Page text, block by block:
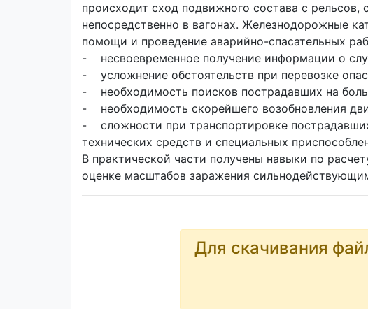
происходит сход подвижного состава с
непосредственно в вагонах. Железнодорожные
помощи и проведение аварийно-спасательных
- несвоевременное получение информации о
- усложнение обстоятельств при перевозке
- необходимость поисков пострадавших на
- необходимость скорейшего возобновления
- сложности при транспортировке
технических средств и специальных
В практической части получены навыки по
оценке масштабов заражения
Для скачивания